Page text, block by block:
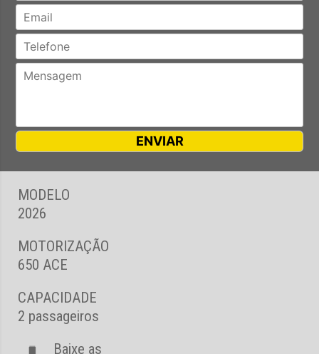
MODELO
2026
MOTORIZAÇÃO
650 ACE
CAPACIDADE
2 passageiros
Baixe as